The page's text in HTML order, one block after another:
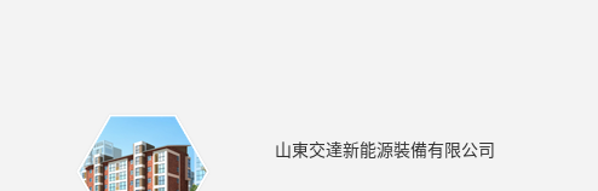
山東交達新能源裝備有限公司